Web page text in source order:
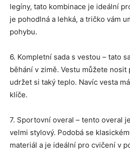
legíny, tato kombinace je ideální
je pohodlná a lehká, a tričko vám
pohybu.
6. Kompletní sada s vestou – tato
běhání v zimě. Vestu můžete
udržet si taký teplo. Navíc vesta
klíče.
7. Sportovní overal – tento overal
velmi stylový. Podobá se
materiál a je ideální pro cvičení v